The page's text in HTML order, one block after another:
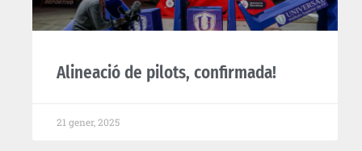
Alineació de pilots, confirmada!
21 gener, 2025